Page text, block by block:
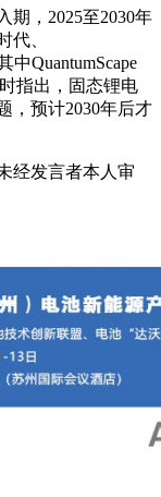
期，2025至2030年
代、
中QuantumScape
指出，固态锂电
，预计2030年后才
经发言者本人审